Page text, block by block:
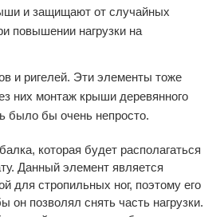
и защищают от случайных
повышении нагрузки на
и ригелей. Эти элементы тоже
них монтаж крыши деревянного
было бы очень непросто.
которая будет располагаться
Данный элемент является
для стропильных ног, поэтому его
он позволял снять часть нагрузки.